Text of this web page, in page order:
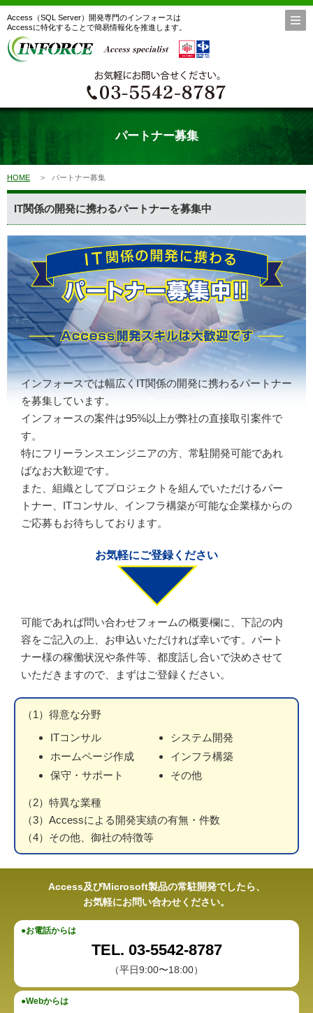
Access（SQL Server）開発専門のインフォースは
Accessに特化することで簡易情報化を推進します。
パートナー募集
HOME パートナー募集
IT関係の開発に携わるパートナーを募集中
インフォースでは幅広くIT関係の開発に携わるパートナー
を募集しています。
インフォースの案件は95%以上が弊社の直接取引案件で
す。
特にフリーランスエンジニアの方、常駐開発可能であれ
ばなお大歓迎です。
また、組織としてプロジェクトを組んでいただけるパー
トナー、ITコンサル、インフラ構築が可能な企業様からの
ご応募もお待ちしております。
お気軽にご登録ください
可能であれば問い合わせフォームの概要欄に、下記の内
容をご記入の上、お申込いただければ幸いです。パート
ナー様の稼働状況や条件等、都度話し合いで決めさせて
いただきますので、まずはご登録ください。
（1）得意な分野
ITコンサル
システム開発
ホームページ作成
インフラ構築
保守・サポート
その他
（2）特異な業種
（3）Accessによる開発実績の有無・件数
（4）その他、御社の特徴等
Access及びMicrosoft製品の常駐開発でしたら、
お気軽にお問い合わせください。
●お電話からは
TEL. 03-5542-8787
（平日9:00〜18:00）
●Webからは